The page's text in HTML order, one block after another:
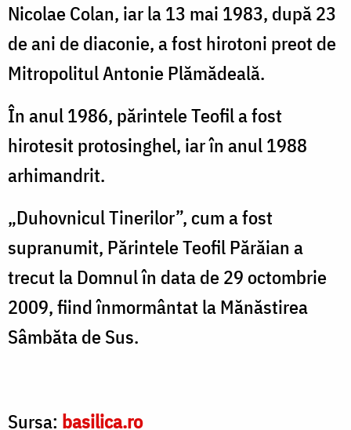
Nicolae Colan, iar la 13 mai 1983, după 23
de ani de diaconie, a fost hirotoni preot de
Mitropolitul Antonie Plămădeală.
În anul 1986, părintele Teofil a fost
hirotesit protosinghel, iar în anul 1988
arhimandrit.
„Duhovnicul Tinerilor”, cum a fost
supranumit, Părintele Teofil Părăian a
trecut la Domnul în data de 29 octombrie
2009, fiind înmormântat la Mănăstirea
Sâmbăta de Sus.
Sursa: basilica.ro